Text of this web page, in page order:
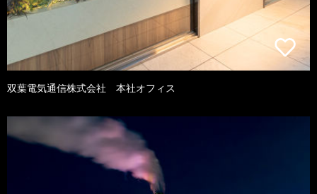
双葉電気通信株式会社 本社オフィス